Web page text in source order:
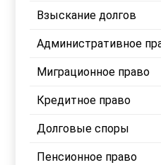
Взыскание долгов
Административное
Миграционное право
Кредитное право
Долговые споры
Пенсионное право